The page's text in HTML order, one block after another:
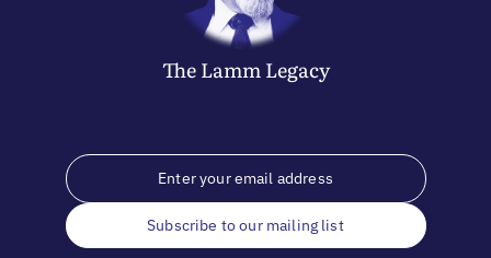
The LammLegacy
Subscribe to our mailing list